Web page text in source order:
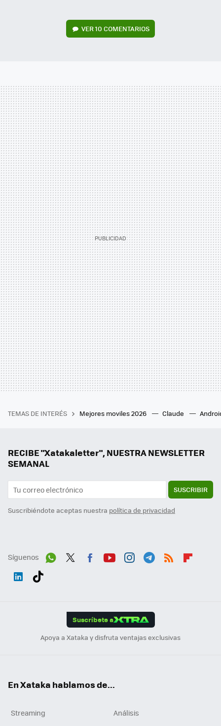
VER10 COMENTARIOS
TEMAS DE INTERÉS Mejores moviles 2026 Claude
RECIBE "Xatakaletter", NUESTRA NEWSLETTER
SEMANAL
SUSCRIBIR
Suscribiéndote aceptas nuestra política de privacidad
Síguenos
Suscríbete a
Apoya a Xataka y disfruta ventajas exclusivas
En Xataka hablamos de...
Streaming
Análisis